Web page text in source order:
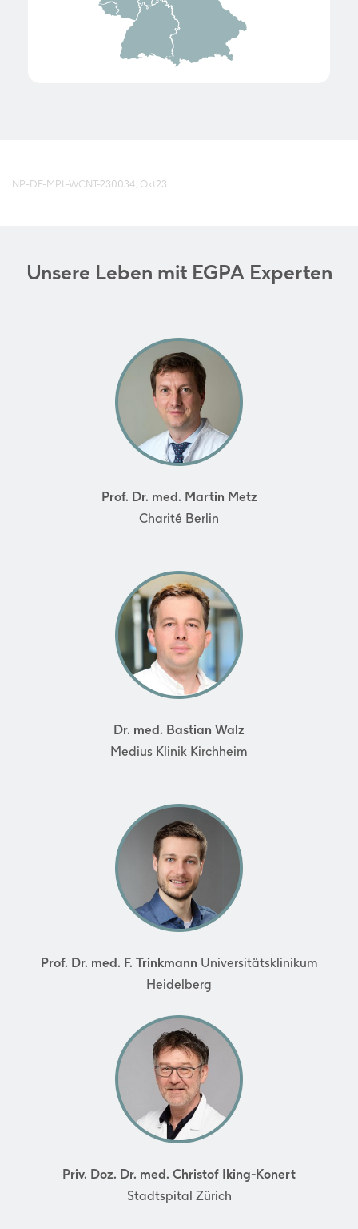
NP-DE-MPL-WCNT-230034, Okt23
Unsere Leben mit EGPA Experten
Prof. Dr. med. Martin Metz
Charité Berlin
Dr. med. Bastian Walz
Medius Klinik Kirchheim
Prof. Dr. med. F. Trinkmann Universitätsklinikum
Heidelberg
Priv. Doz. Dr. med. Christof Iking-Konert
Stadtspital Zürich